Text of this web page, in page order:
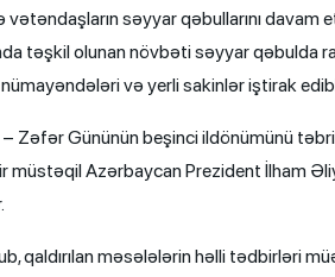
səyyar qəbullarını davam
təşkil olunan növbəti səyyar qəbulda
və yerli sakinlər iştirak
Zəfər Gününün beşinci ildönümünü
müstəqil Azərbaycan Prezident İlham
qaldırılan məsələlərin həlli tədbirləri